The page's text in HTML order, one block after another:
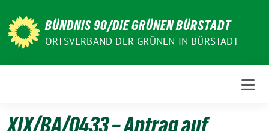
zum
Inhalt
BÜNDNIS 90/DIE GRÜNEN BÜRSTADT
ORTSVERBAND DER GRÜNEN IN BÜRSTADT
XIX/BA/0433 – Antrag auf